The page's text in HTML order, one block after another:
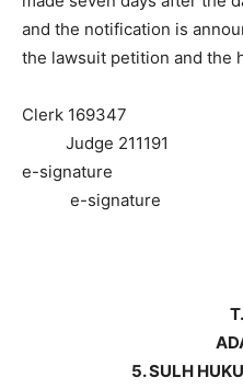
and the notification is
the lawsuit petition and the
Clerk
Judge 211191
e-
e-signature
5. SULH